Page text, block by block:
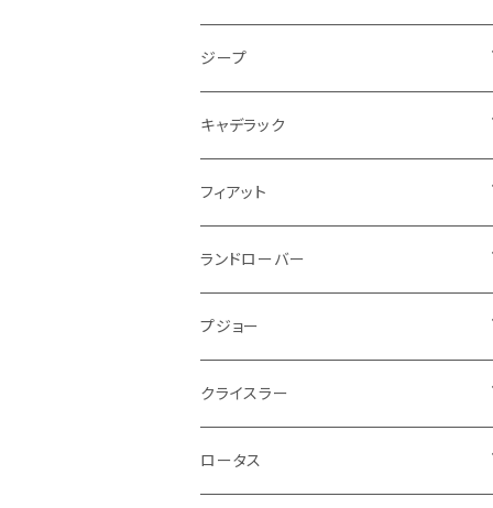
シトロエン
フィアット
クライスラー
サーブ
ベントレー
ロータス
ポルシェ
プジョー
ルノー
サーブ
フォード
ミニ
ロータス
マセラティ
ランドローバー
ロータス
メルセデス ベンツ
ミニ
プジョー
ポルシェ
ルノー
クーラント
その他
サスペンション
マフラー
ライト系
ブレーキランプ
方向指示器
ドア系
エアコン系
ブレーキ系
ブレーキランプ
外装系
ドリンクホルダー
携帯・スマホホルダー
クッション
ステッカー
バイク ハンドル系
ハンドガード
スロットル
シートカバー
バイク その他
バイク フェンダー系
足回り
サスペンション
オイル系
タイヤ回り
泥除け
ホイール
フロントバンパー回り
グリル
ライト系
ワイパー
トランクマット
ドア回り
タンク系
ケーブル系
バンパー回り
ライト系
クーラント
タンク系
ケーブル系
エンジン系
その他
アームレスト
ドア回り
ワイパー
排気系
ガスケット
ダッシュボード
タイヤ回り
泥除け
ライト系
ドア回り
ワイパー
キーホルダー
ワイパー
フロアマット
ジープ
フロアマット
収納用品
キャデラック
フロアマット
フィアット
フロアマット
フロントワイパー
リアワイパー
ランドローバー
フロアマット
ダッシュボード
トランクマット
プジョー
フロアマット
その他
クライスラー
フロアマット
ロータス